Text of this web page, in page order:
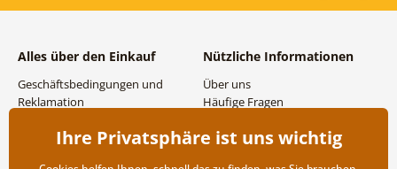
Alles über den Einkauf
Geschäftsbedingungen und
Reklamation
Versand- und
Nützliche Informationen
Über uns
Häufige Fragen
Großhandel und
Ihre Privatsphäre ist uns wichtig